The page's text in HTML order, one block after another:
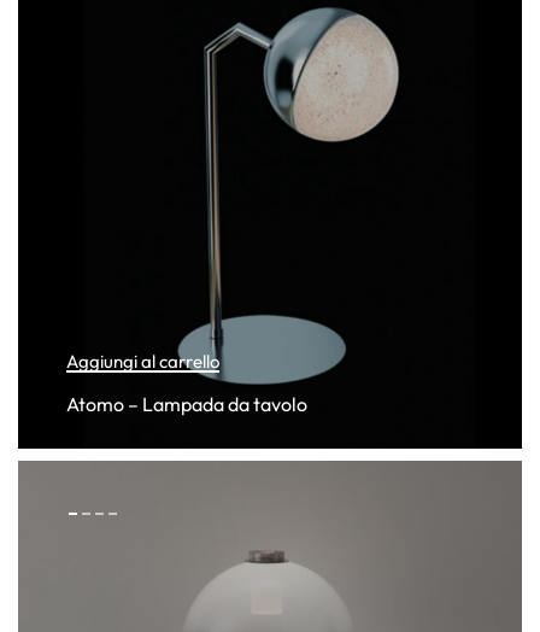
Aggiungi al carrello
Atomo – Lampada da tavolo